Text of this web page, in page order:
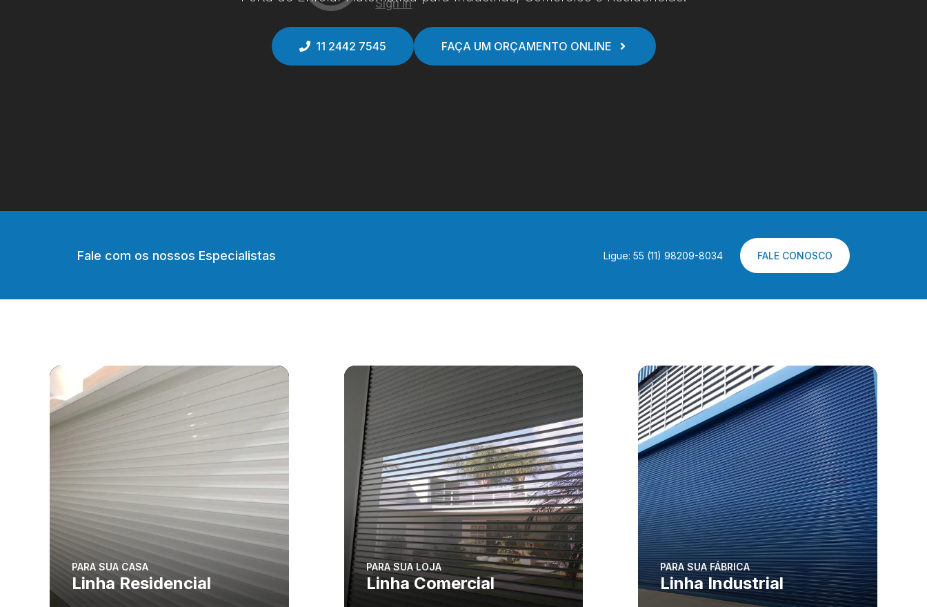
11 2442 7545 FAÇA UM ORÇAMENTO ONLINE
Fale com os nossos Especialistas Ligue: 55 (11) 98209-8034 FALE CONOSCO
PARA SUA CASA
Linha Residencial
PARA SUA LOJA
Linha Comercial
PARA SUA FÁBRICA
Linha Industrial